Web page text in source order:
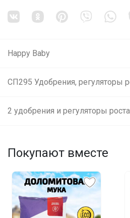
Happy Baby
2 удобрения и регуляторы роста
Покупают вместе